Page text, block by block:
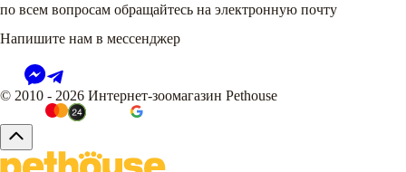
по всем вопросам обращайтесь на электронную почту
Напишите нам в мессенджер
© 2010 - 2026 Интернет-зоомагазин Pethouse